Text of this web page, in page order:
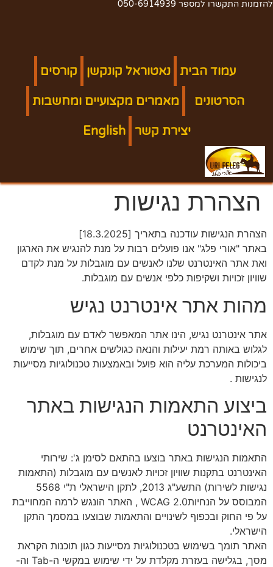
להזמנות התקשרו למספר 050-6914939
עמוד הבית נאטוראל קונקשן קורסים
הסרטונים מאמרים מקצועיים ומחשבות
יצירת קשר English
הצהרת נגישות
הצהרת הנגישות עודכנה בתאריך [18.3.2025]
באתר "אורי פלג" אנו פועלים רבות על מנת להנגיש את הארגון
ואת אתר האינטרנט שלנו לאנשים עם מוגבלות על מנת לקדם
שוויון זכויות ושקיפות כלפי אנשים עם מוגבלות.
מהות אתר אינטרנט נגיש
אתר אינטרנט נגיש, הינו אתר המאפשר לאדם עם מוגבלות,
לגלוש באותה רמת יעילות והנאה כגולשים אחרים, תוך שימוש
ביכולות המערכת עליה הוא פועל ובאמצעות טכנולוגיות מסייעות
לנגישות .
ביצוע התאמות הנגישות באתר
האינטרנט
התאמות הנגישות באתר בוצעו בהתאם לסימן ג': שירותי
האינטרנט בתקנות שוויון זכויות לאנשים עם מוגבלות (התאמות
נגישות לשירות) התשע"ג 2013, לתקן הישראלי ת"י 5568
המבוסס על הנחיותWCAG 2.0 , האתר הונגש לרמה המחוייבת
על פי החוק ובכפוף לשינויים והתאמות שבוצעו במסמך התקן
הישראלי.
האתר תומך בשימוש בטכנולוגיות מסייעות כגון תוכנות הקראת
מסך, בגלישה בעזרת מקלדת על ידי שימוש במקשי ה-Tab וה-